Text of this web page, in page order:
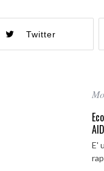
Twitter
E'